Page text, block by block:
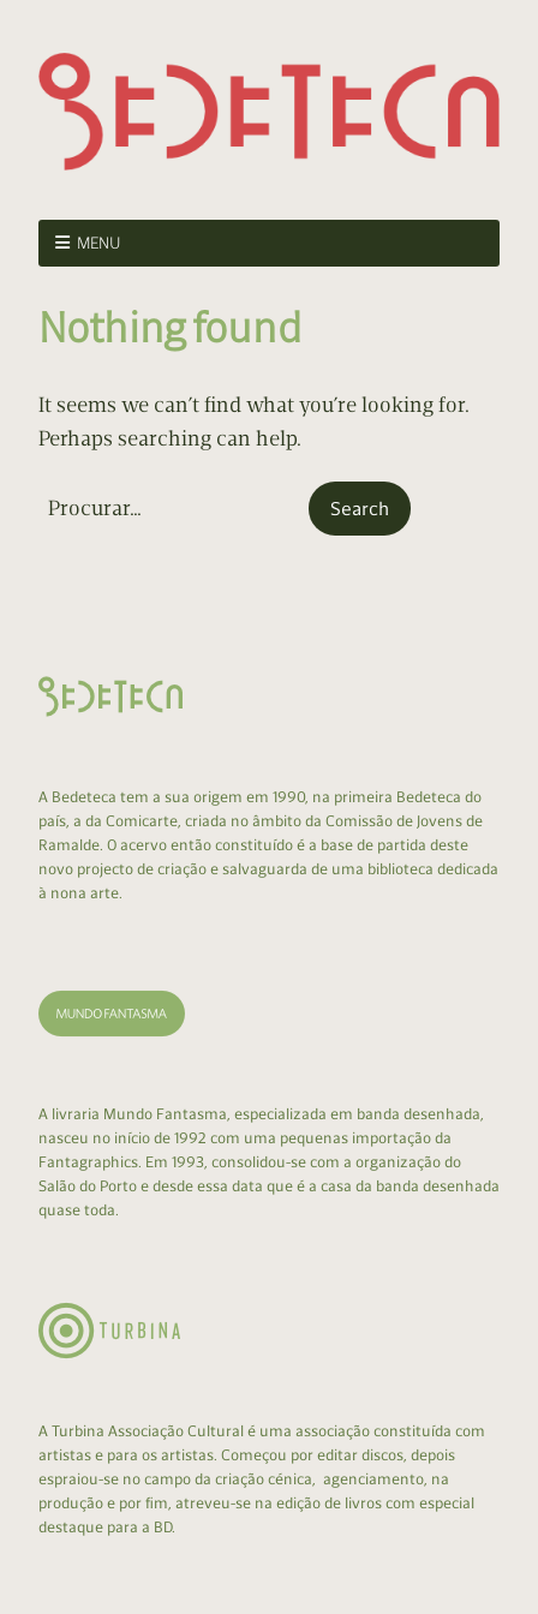
MENU
Nothing found
It seems we can’t find what you’re looking for.
Perhaps searching can help.
A Bedeteca tem a sua origem em 1990, na primeira Bedeteca do
país, a da Comicarte, criada no âmbito da Comissão de Jovens de
Ramalde. O acervo então constituído é a base de partida deste
novo projecto de criação e salvaguarda de uma biblioteca dedicada
à nona arte.
A livraria Mundo Fantasma, especializada em banda desenhada,
nasceu no início de 1992 com uma pequenas importação da
Fantagraphics. Em 1993, consolidou-se com a organização do
Salão do Porto e desde essa data que é a casa da banda desenhada
quase toda.
A Turbina Associação Cultural é uma associação constituída com
artistas e para os artistas. Começou por editar discos, depois
espraiou-se no campo da criação cénica, agenciamento, na
produção e por fim, atreveu-se na edição de livros com especial
destaque para a BD.